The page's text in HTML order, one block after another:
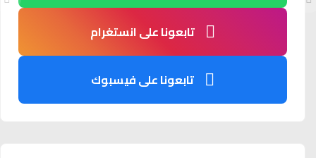
تابعونا على انستغرام
تابعونا على فيسبوك